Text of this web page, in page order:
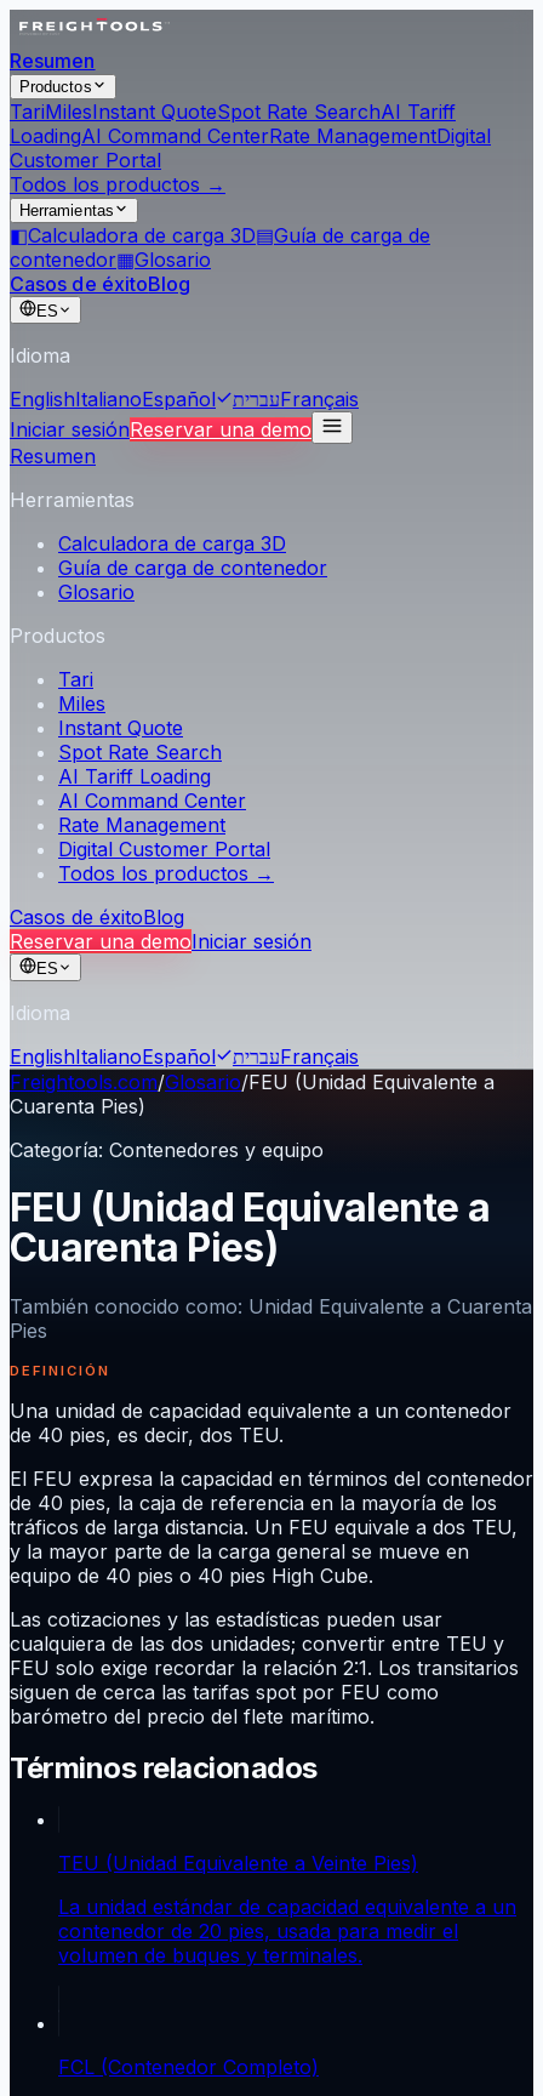
Resumen
Productos
TariMilesInstant QuoteSpot Rate SearchAI Tariff
LoadingAI Command CenterRate ManagementDigital
Customer Portal
Todos los productos →
Herramientas
◧Calculadora de carga 3D▤Guía de carga de
contenedor▦Glosario
Casos de éxitoBlog
ES
Idioma
EnglishItalianoEspañol עבריתFrançais
Iniciar sesiónReservar una demo
Resumen
Herramientas
Calculadora de carga 3D
Guía de carga de contenedor
Glosario
Productos
Tari
Miles
Instant Quote
Spot Rate Search
AI Tariff Loading
AI Command Center
Rate Management
Digital Customer Portal
Todos los productos →
Casos de éxitoBlog
Reservar una demoIniciar sesión
ES
Idioma
EnglishItalianoEspañol עבריתFrançais
Freightools.com/Glosario/FEU (Unidad Equivalente a
Cuarenta Pies)
Categoría: Contenedores y equipo
FEU (Unidad Equivalente a
Cuarenta Pies)
También conocido como: Unidad Equivalente a Cuarenta
Pies
DEFINICIÓN
Una unidad de capacidad equivalente a un contenedor
de 40 pies, es decir, dos TEU.
El FEU expresa la capacidad en términos del contenedor
de 40 pies, la caja de referencia en la mayoría de los
tráficos de larga distancia. Un FEU equivale a dos TEU,
y la mayor parte de la carga general se mueve en
equipo de 40 pies o 40 pies High Cube.
Las cotizaciones y las estadísticas pueden usar
cualquiera de las dos unidades; convertir entre TEU y
FEU solo exige recordar la relación 2:1. Los transitarios
siguen de cerca las tarifas spot por FEU como
barómetro del precio del flete marítimo.
Términos relacionados
TEU (Unidad Equivalente a Veinte Pies)
La unidad estándar de capacidad equivalente a un
contenedor de 20 pies, usada para medir el
volumen de buques y terminales.
FCL (Contenedor Completo)